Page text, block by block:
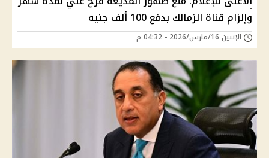
وإلزام قناة الزمالك بدفع 100 ألف جنيه
الإثنين 16/مارس/2026 - 04:32 م